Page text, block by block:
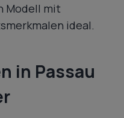
Modell mit
ideal.
in Passau